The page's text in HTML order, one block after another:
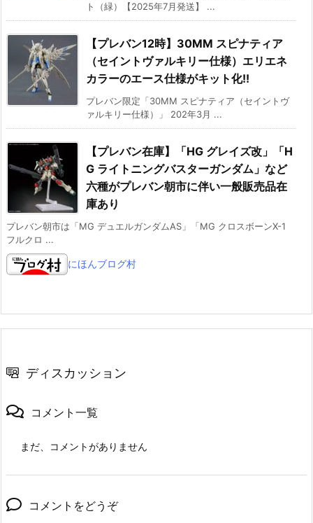
ト（緑）【2025年7月発送】 ...
【プレバン12時】30MM スピナティア
（セイントヴァルキリー仕様）エリエネ
カラーのエース仕様がキット化!!
プレバン限定「30MM スピナティア（セイントヴ
ァルキリー仕様）」 202年3月 ...
【プレバン在庫】「HG グレイズ改」「H
G ライトニングバスターガンダム」など
六種がプレバン朝市に伴い一般販売品在
庫あり
プレバン朝市は「MG デュエルガンダムAS」「MG クロスボーンX-1
フルクロ ...
にほんブログ村
ディスカッション
コメント一覧
まだ、コメントがありません
コメントをどうぞ